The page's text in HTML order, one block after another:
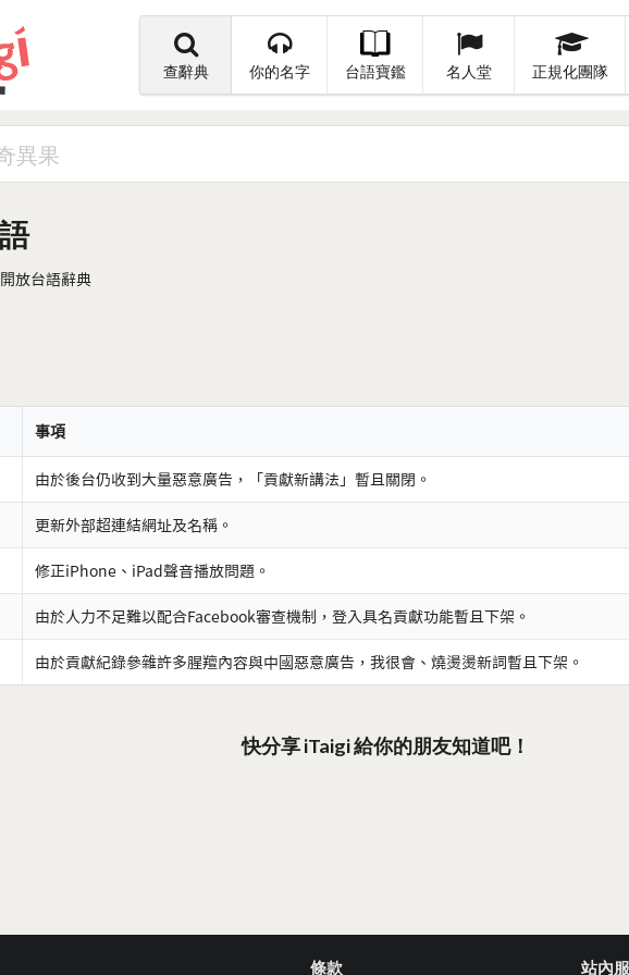
查辭典 你的名字 台語寶鑑 名人堂 正規化團隊
放台語辭典
事項
由於後台仍收到大量惡意廣告，「貢獻新講法」暫且關閉。
更新外部超連結網址及名稱。
修正iPhone、iPad聲音播放問題。
由於人力不足難以配合Facebook審查機制，登入具名貢獻功能暫且下架。
由於貢獻紀錄參雜許多腥羶內容與中國惡意廣告，我很會、燒燙燙新詞暫且下架。
快分享 iTaigi 給你的朋友知道吧！
條款 站內